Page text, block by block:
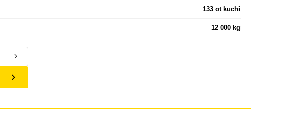
133 ot kuchi
12 000 kg